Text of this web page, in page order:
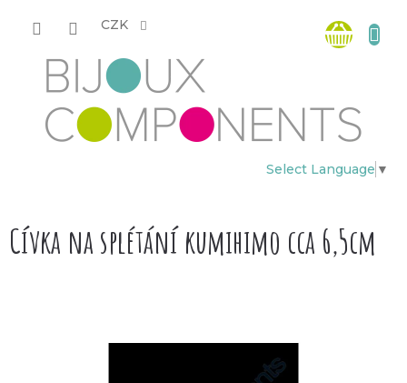
CZK
Select Language ▼
košík
Cívka na splétání kumihimo cca 6,5cm